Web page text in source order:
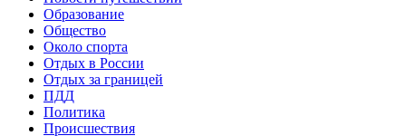
Образование
Общество
Около спорта
Отдых в России
Отдых за границей
ПДД
Политика
Происшествия